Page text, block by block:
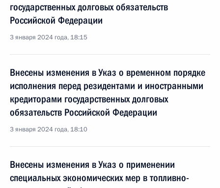
государственных долговых обязательств
Российской Федерации
3 января 2024 года, 18:15
Внесены изменения в Указ о временном порядке
исполнения перед резидентами и иностранными
кредиторами государственных долговых
обязательств Российской Федерации
3 января 2024 года, 18:10
Внесены изменения в Указ о применении
специальных экономических мер в топливно-